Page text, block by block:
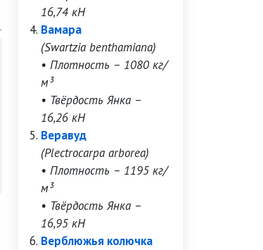
16,74 кН
Вамара
(Swartzia benthamiana)
• Плотность – 1080 кг/
м³
• Твёрдость Янка –
16,26 кН
Веравуд
(Plectrocarpa arborea)
• Плотность – 1195 кг/
м³
• Твёрдость Янка –
16,95 кН
Верблюжья колючка